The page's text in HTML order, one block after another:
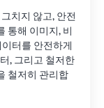
치지 않고, 안전
통해 이미지, 비
터를 안전하게
, 그리고 철저한
철저히 관리합